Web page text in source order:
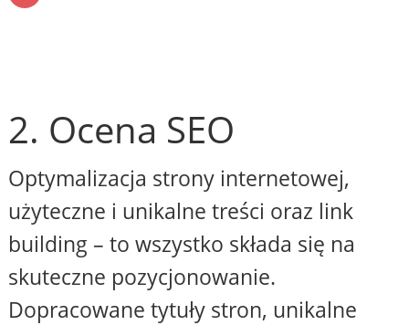
2. Ocena SEO
Optymalizacja strony internetowej,
użyteczne i unikalne treści oraz link
building – to wszystko składa się na
skuteczne pozycjonowanie.
Dopracowane tytuły stron, unikalne